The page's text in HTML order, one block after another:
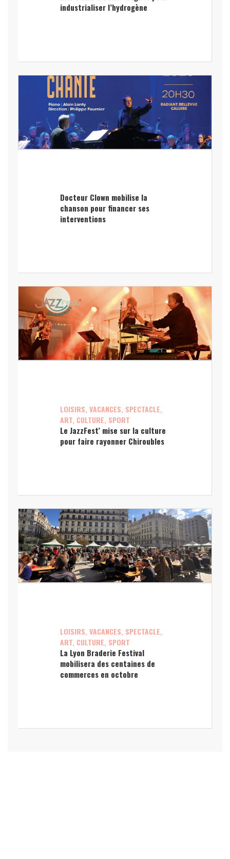
industrialiser l’hydrogène
Docteur Clown mobilise la
chanson pour financer ses
interventions
LOISIRS, VACANCES, SPECTACLE,
ART, CULTURE, SPORT
Le JazzFest’ mise sur la culture
pour faire rayonner Chiroubles
LOISIRS, VACANCES, SPECTACLE,
ART, CULTURE, SPORT
La Lyon Braderie Festival
mobilisera des centaines de
commerces en octobre